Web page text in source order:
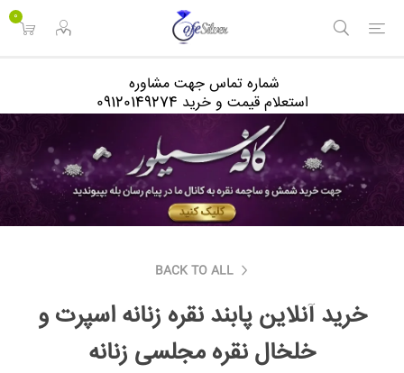
0
شماره تماس جهت مشاوره
استعلام قیمت و خرید 09120149274
BACK TO ALL
خرید آنلاین پابند نقره زنانه اسپرت و
خلخال نقره مجلسی زنانه